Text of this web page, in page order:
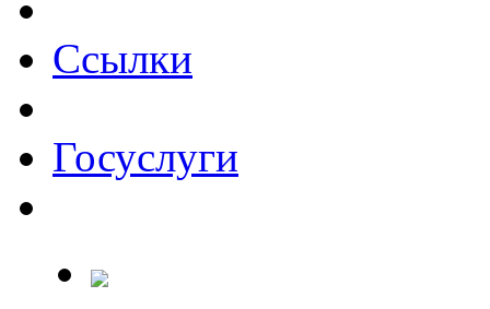
Ссылки
Госуслуги